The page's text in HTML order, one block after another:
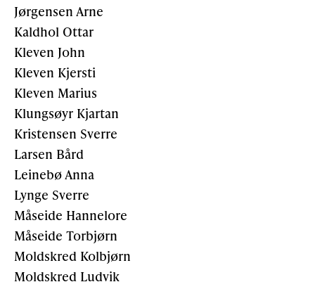
Jørgensen Arne
Kaldhol Ottar
Kleven John
Kleven Kjersti
Kleven Marius
Klungsøyr Kjartan
Kristensen Sverre
Larsen Bård
Leinebø Anna
Lynge Sverre
Måseide Hannelore
Måseide Torbjørn
Moldskred Kolbjørn
Moldskred Ludvik